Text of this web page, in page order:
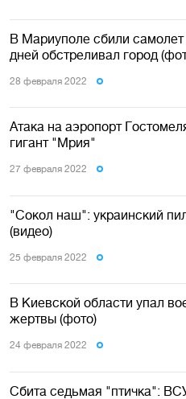
В Мариуполе сбили
дней обстреливал город
28 февраля 2022
Атака на аэропорт
гигант "Мрия"
27 февраля 2022
"Сокол наш": украинский
(видео)
25 февраля 2022
В Киевской области упал
жертвы (фото)
24 февраля 2022
Сбита седьмая "птичка":